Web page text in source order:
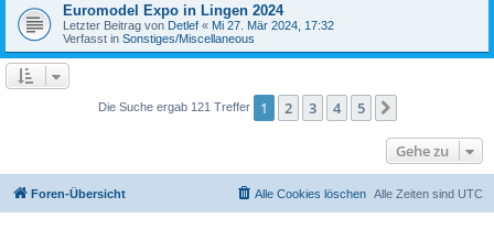
Euromodel Expo in Lingen 2024
Letzter Beitrag von Detlef « Mi 27. Mär 2024, 17:32
Verfasst in Sonstiges/Miscellaneous
Die Suche ergab 121 Treffer 1 2 3 4 5
Gehe zu
Foren-Übersicht Alle Zeiten sind UTC
Alle Cookies löschen